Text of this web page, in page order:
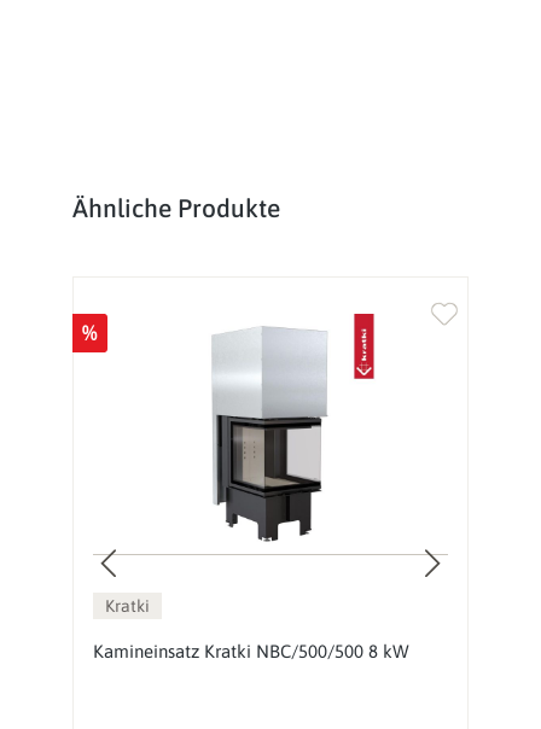
Produktgalerie überspringen
Ähnliche Produkte
%
Kratki
Kamineinsatz Kratki NBC/500/500 8 kW